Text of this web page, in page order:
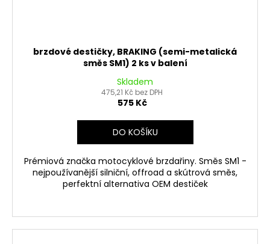
brzdové destičky, BRAKING (semi-metalická
směs SM1) 2 ks v balení
Skladem
475,21 Kč bez DPH
575 Kč
DO KOŠÍKU
Prémiová značka motocyklové brzdařiny. Směs SM1 -
nejpoužívanější silniční, offroad a skútrová směs,
perfektní alternativa OEM destiček